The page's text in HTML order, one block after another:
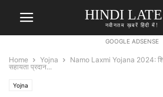
HINDI
नवीनतम ख़बरें हिंदी में!
GOOGLE ADSENSE
Home Yojna
Namo Laxmi Yojana 2024:
सहायता प्रदान...
Yojna